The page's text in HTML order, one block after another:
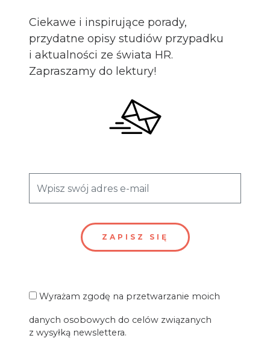
Ciekawe i inspirujące porady,
przydatne opisy studiów przypadku
i aktualności ze świata HR.
Zapraszamy do lektury!
Wyrażam zgodę na przetwarzanie moich
danych osobowych do celów związanych
z wysyłką newslettera.